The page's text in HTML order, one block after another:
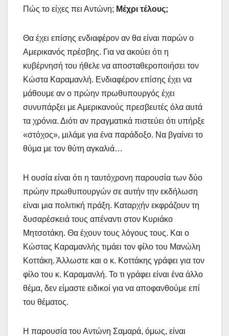
Πώς το είχες πει Αντώνη; Μέχρι τέλους;
Θα έχει επίσης ενδιαφέρον αν θα είναι παρών ο
Αμερικανός πρέσβης. Για να ακούει ότι η
κυβέρνησή του ήθελε να αποσταθεροποιήσει τον
Κώστα Καραμανλή. Ενδιαφέρον επίσης έχει να
μάθουμε αν ο πρώην πρωθυπουργός έχει
συνυπάρξει με Αμερικανούς πρεσβευτές όλα αυτά
τα χρόνια. Διότι αν πραγματικά πιστεύει ότι υπήρξε
«στόχος», μιλάμε για ένα παράδοξο. Να βγαίνει το
θύμα με τον θύτη αγκαλιά…
Η ουσία είναι ότι η ταυτόχρονη παρουσία των δύο
πρώην πρωθυπουργών σε αυτήν την εκδήλωση
είναι μια πολιτική πράξη. Καταρχήν εκφράζουν τη
δυσαρέσκειά τους απέναντι στον Κυριάκο
Μητσοτάκη. Θα έχουν τους λόγους τους. Και ο
Κώστας Καραμανλής τιμάει τον φίλο του Μανώλη
Κοττάκη. Άλλωστε και ο κ. Κοττάκης γράφει για τον
φίλο του κ. Καραμανλή. Το τι γράφει είναι ένα άλλο
θέμα, δεν είμαστε ειδικοί για να αποφανθούμε επί
του θέματος.
Η παρουσία του Αντώνη Σαμαρά, όμως, είναι